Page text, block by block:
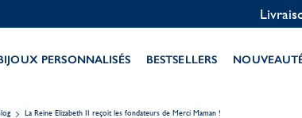
PERSONNALISÉS BESTSELLERS
La Reine Elizabeth II reçoit les fondateurs de Merci Maman !